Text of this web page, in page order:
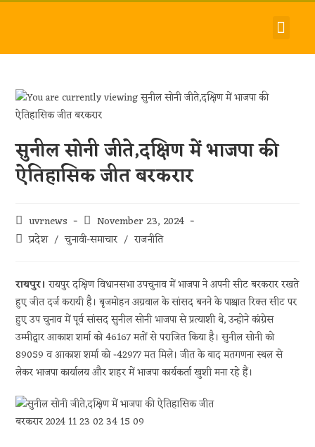
सुनील सोनी जीते,दक्षिण में भाजपा की
ऐतिहासिक जीत बरकरार
uvrnews
November 23, 2024
प्रदेश / चुनावी-समाचार / राजनीति
रायपुर। रायपुर दक्षिण विधानसभा उपचुनाव में भाजपा ने अपनी सीट बरकरार रखते
हुए जीत दर्ज करायी है। बृजमोहन अग्रवाल के सांसद बनने के पाश्चात रिक्त सीट पर
हुए उप चुनाव में पूर्व सांसद सुनील सोनी भाजपा से प्रत्याशी थे, उन्होने कांग्रेस
उम्मीद्वार आकाश शर्मा को 46167 मतों से पराजित किया है। सुनील सोनी को
89059 व आकाश शर्मा को -42977 मत मिले। जीत के बाद मतगणना स्थल से
लेकर भाजपा कार्यालय और शहर में भाजपा कार्यकर्ता खुशी मना रहे हैं।